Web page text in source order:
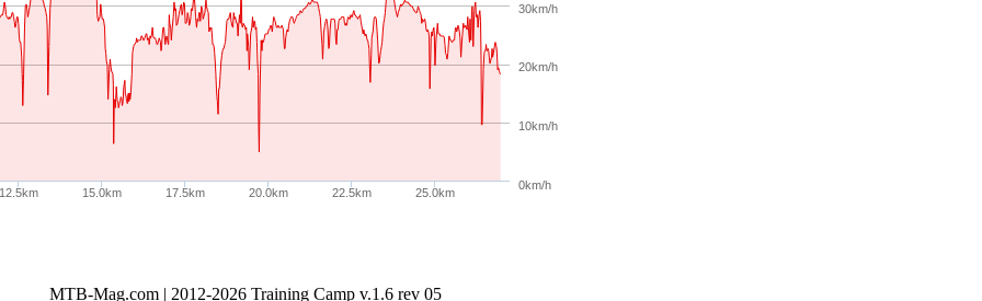
15.0km 17.5km 20.0km 22.5km 25.0km
0km/h
10km/h
20km/h
30km/h
MTB-Mag.com | 2012-2026 Training Camp v.1.6 rev 05